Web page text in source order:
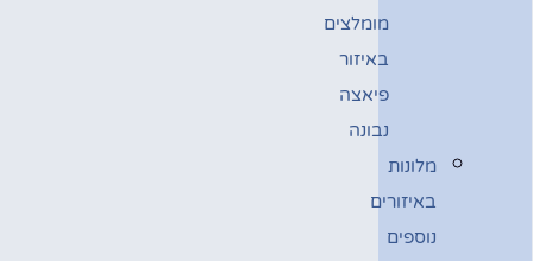
מומלצים
באיזור
פיאצה
נבונה
מלונות
באיזורים
נוספים